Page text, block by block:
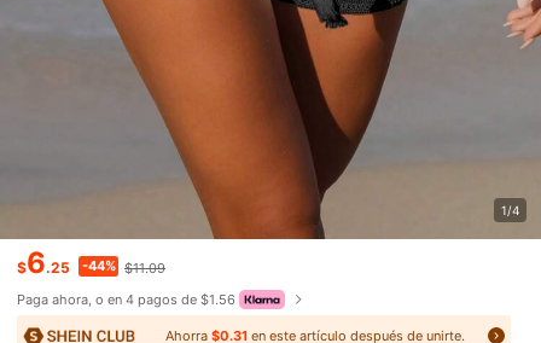
1/4
$6.25 -44% $11.09
Paga ahora, o en 4 pagos de $1.56
Ahorra $0.31en este artículo después de unirte.